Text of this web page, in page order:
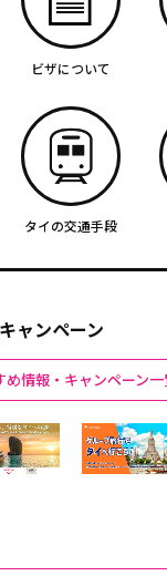
ビザについて
タイの交通手段
ャンペーン
め情報・キャンペーン